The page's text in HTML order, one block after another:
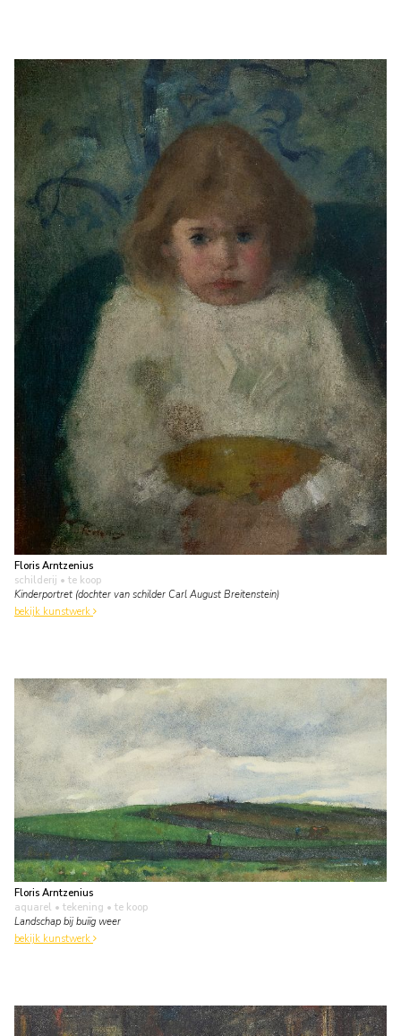
Floris Arntzenius
schilderij • te koop
Kinderportret (dochter van schilder Carl August Breitenstein)
bekijk kunstwerk
Floris Arntzenius
aquarel • tekening • te koop
Landschap bij buiïg weer
bekijk kunstwerk